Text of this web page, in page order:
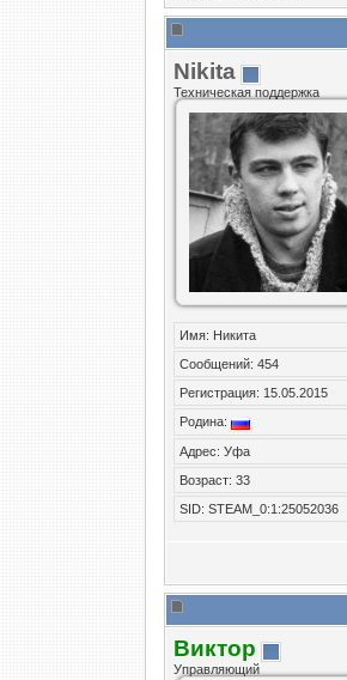
Nikita
Техническая поддержка
Имя: Никита
Сообщений: 454
Регистрация: 15.05.2015
Родина:
Адрес: Уфа
Возраст: 33
SID: STEAM_0:1:25052036
Виктор
Управляющий